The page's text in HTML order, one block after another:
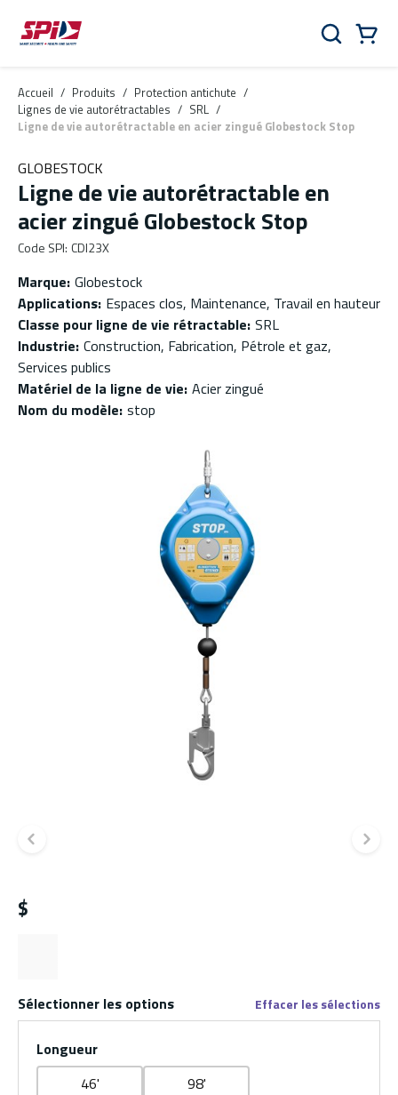
Aller au contenu principal
Skip to menu
Skip to footer
Rechercher
Accueil / Produits / Protection antichute /
Lignes de vie autorétractables / SRL /
Ligne de vie autorétractable en acier zingué Globestock Stop
GLOBESTOCK
Ligne de vie autorétractable en
acier zingué Globestock Stop
Code SPI: CDI23X
Marque: Globestock
Applications: Espaces clos, Maintenance, Travail en hauteur
Classe pour ligne de vie rétractable: SRL
Industrie: Construction, Fabrication, Pétrole et gaz,
Services publics
Matériel de la ligne de vie: Acier zingué
Nom du modèle: stop
Diapositive précédente
$
Sélectionner les options Effacer les sélections
Longueur
46'
98'